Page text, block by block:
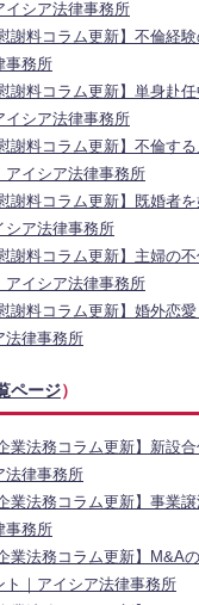
イシア法律事務所
慰謝料コラム更新】不倫経
事務所
慰謝料コラム更新】単身赴
イシア法律事務所
慰謝料コラム更新】不倫す
アイシア法律事務所
慰謝料コラム更新】既婚者
シア法律事務所
慰謝料コラム更新】主婦の
アイシア法律事務所
慰謝料コラム更新】婚外恋
法律事務所
ページ）
企業法務コラム更新】新設
法律事務所
企業法務コラム更新】事業
事務所
企業法務コラム更新】M&A
ト｜アイシア法律事務所